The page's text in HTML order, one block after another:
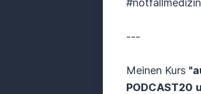
---
Meinen Kurs
PODCAST20